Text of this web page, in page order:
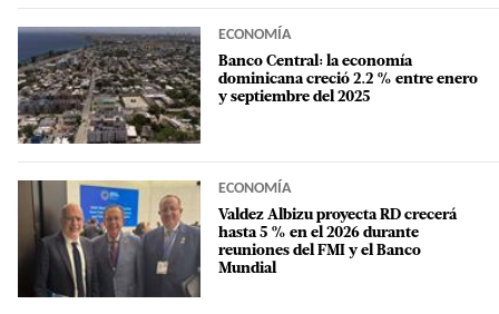
ECONOMÍA
Banco Central: la economía
dominicana creció 2.2 % entre enero
y septiembre del 2025
ECONOMÍA
Valdez Albizu proyecta RD crecerá
hasta 5 % en el 2026 durante
reuniones del FMI y el Banco
Mundial